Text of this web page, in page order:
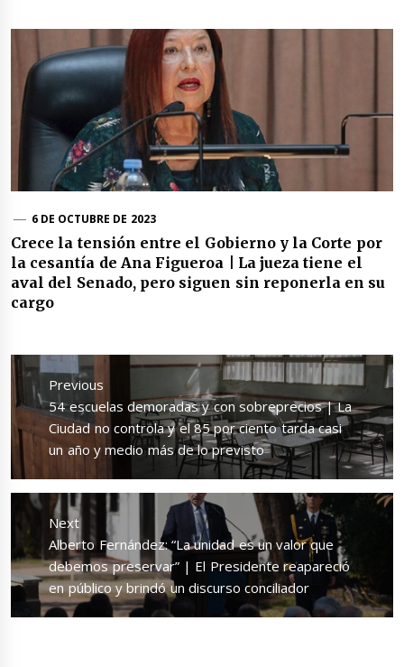
6 DE OCTUBRE DE 2023
Crece la tensión entre el Gobierno y la Corte por
la cesantía de Ana Figueroa | La jueza tiene el
aval del Senado, pero siguen sin reponerla en su
cargo
Navegación
de
entradas
Previous
Previous
post:
54 escuelas demoradas y con sobreprecios | La
Ciudad no controla y el 85 por ciento tarda casi
un año y medio más de lo previsto
Next
Next
post:
Alberto Fernández: “La unidad es un valor que
debemos preservar” | El Presidente reapareció
en público y brindó un discurso conciliador